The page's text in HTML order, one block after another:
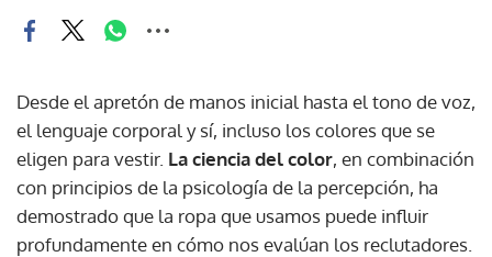
Desde el apretón de manos inicial hasta el tono de voz,
el lenguaje corporal y sí, incluso los colores que se
eligen para vestir. La ciencia del color, en combinación
con principios de la psicología de la percepción, ha
demostrado que la ropa que usamos puede influir
profundamente en cómo nos evalúan los reclutadores.